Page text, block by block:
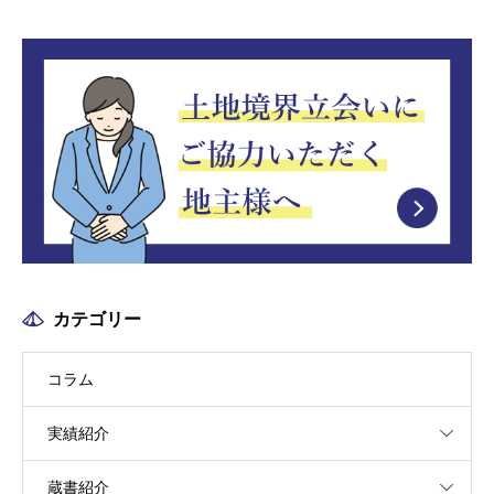
カテゴリー
コラム
実績紹介
蔵書紹介